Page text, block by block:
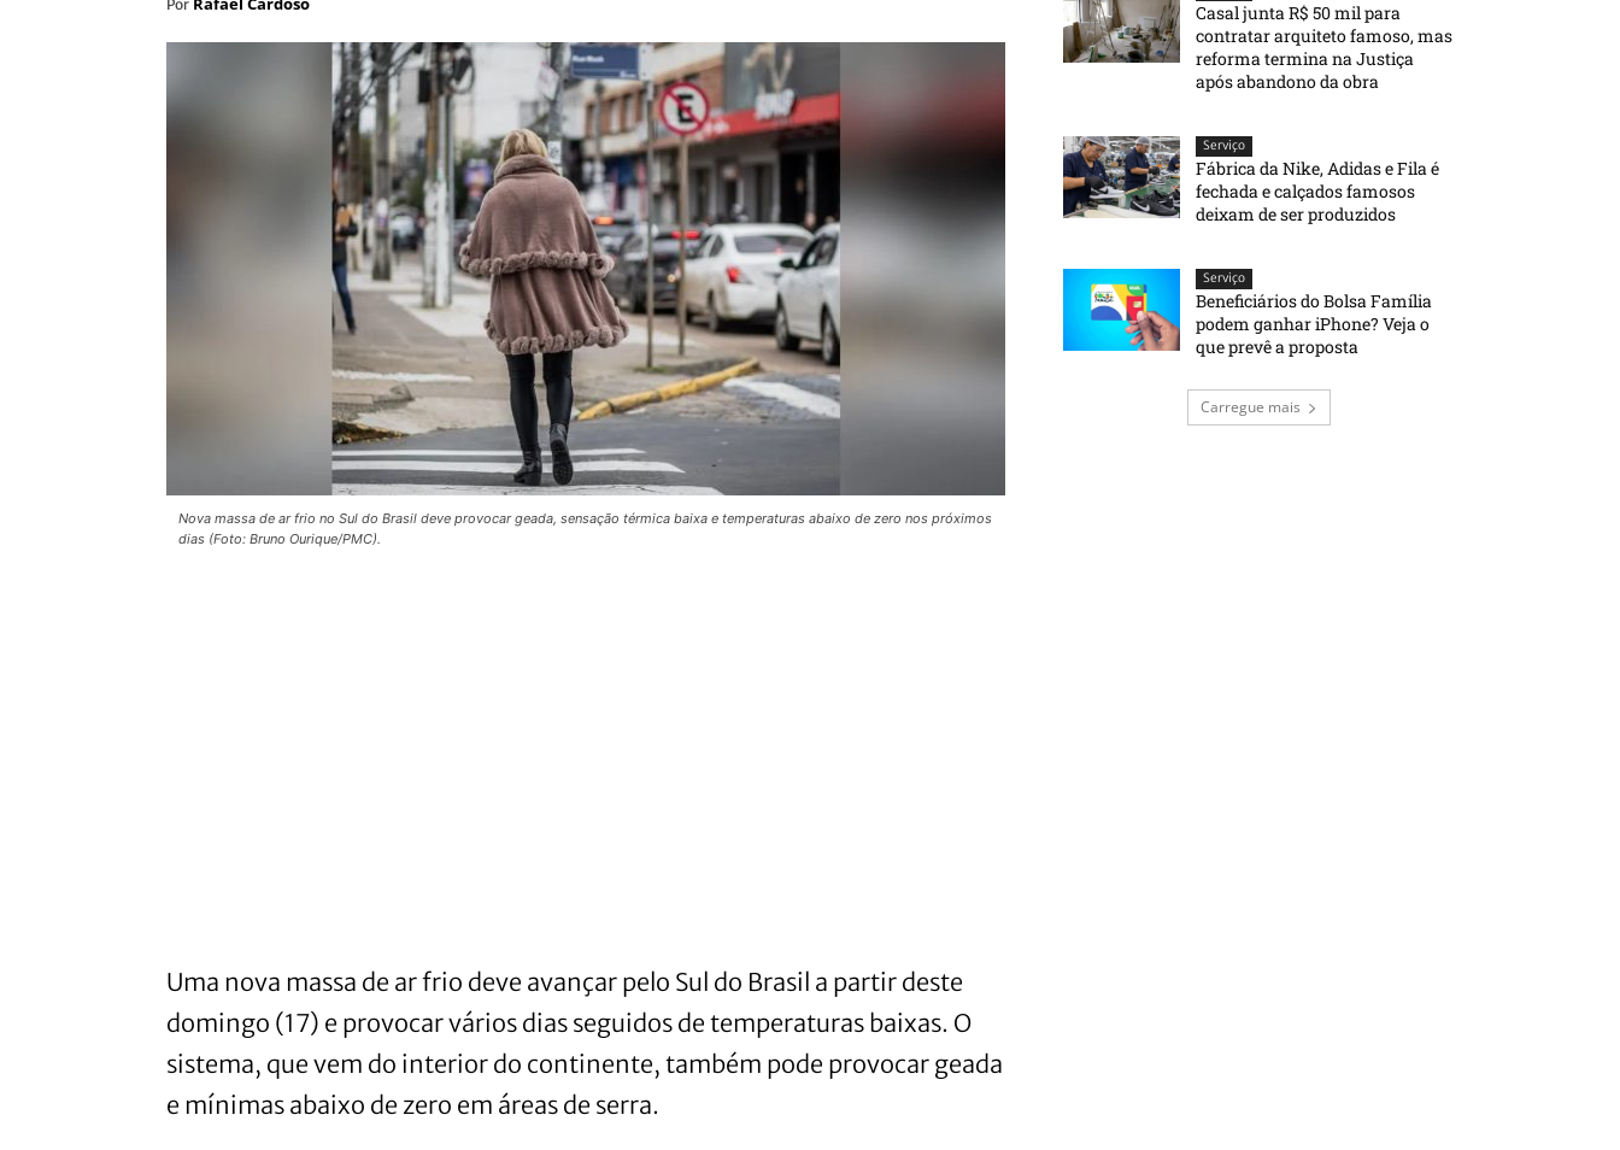
Por
Nova massa de ar frio no Sul do Brasil deve provocar geada, sensação térmica baixa e temperaturas abaixo de zero nos próximos
dias (Foto: Bruno Ourique/PMC).
Uma nova massa de ar frio deve avançar pelo Sul do Brasil a partir deste
domingo (17) e provocar vários dias seguidos de temperaturas baixas. O
sistema, que vem do interior do continente, também pode provocar geada
e mínimas abaixo de zero em áreas de serra.
Casal junta R$ 50 mil para
contratar arquiteto famoso, mas
reforma termina na Justiça
após abandono da obra
Serviço
Fábrica da Nike, Adidas e Fila é
fechada e calçados famosos
deixam de ser produzidos
Serviço
Beneficiários do Bolsa Família
podem ganhar iPhone? Veja o
que prevê a proposta
Carregue mais